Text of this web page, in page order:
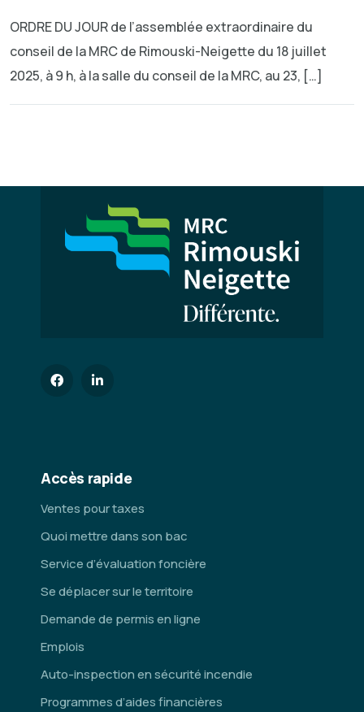
ORDRE DU JOUR de l’assemblée extraordinaire du
conseil de la MRC de Rimouski-Neigette du 18 juillet
2025, à 9 h, à la salle du conseil de la MRC, au 23, […]
Accès rapide
Ventes pour taxes
Quoi mettre dans son bac
Service d’évaluation foncière
Se déplacer sur le territoire
Demande de permis en ligne
Emplois
Auto-inspection en sécurité incendie
Programmes d’aides financières